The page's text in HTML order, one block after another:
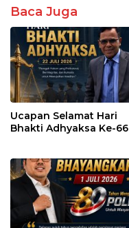
Baca Juga
Ucapan Selamat Hari
Bhakti Adhyaksa Ke-66